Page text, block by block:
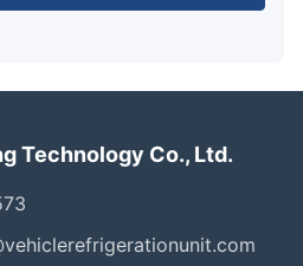
Technology Co., Ltd.